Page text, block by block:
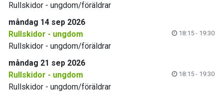
Rullskidor - ungdom/föräldrar
måndag 14 sep 2026
Rullskidor - ungdom
18:15 - 19:30
Rullskidor - ungdom/föräldrar
måndag 21 sep 2026
Rullskidor - ungdom
18:15 - 19:30
Rullskidor - ungdom/föräldrar